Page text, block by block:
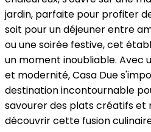
jardin, parfaite pour profiter
soit pour un déjeuner entre
ou une soirée festive, cet
un moment inoubliable. Avec
et modernité, Casa Due
destination incontournable
savourer des plats créatifs et
découvrir cette fusion